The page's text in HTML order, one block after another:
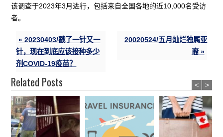
该调查于2023年3月进行，包括来自全国各地的近10,000名受访
者。
« 20230403/戳了一针又一
针，现在到底应该接种多少
剂COVID-19疫苗？
20020524/五月灿烂独属亚
裔 »
Related Posts < >